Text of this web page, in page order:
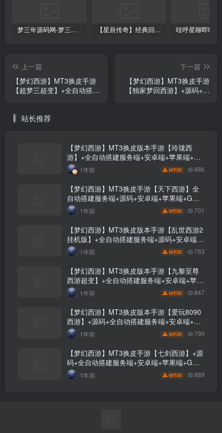
梦三年源码网-梦三年ym会员代理详情 【星辰传奇】经典回合制手游+安卓端+GM工具+详细搭建教程
上一篇
【梦幻西游】MT3换皮手游
【超梦三超变】+全自动搭建
端+苹果端+GM后台+视频架
下一篇
【梦幻西游】MT3换皮手游
【独家梦回西游】+源码+全
站长推荐
【梦幻西游】MT3换皮版本手游【玲珑西
游】+全自动搭建服务端+安卓端+苹果端+源
码+攻略+GM后台+玩家授权后台+视频搭建
教程
1年前 M币30 886
【梦幻西游】MT3换皮手游【天下西游】全
自动搭建服务端+源码+安卓端+苹果端+GM
后台+视频搭建教程
1年前 M币30 701
【梦幻西游】MT3换皮版本手游【乱世西游2
挂机版】+全自动搭建服务端+源码+安卓端
+苹果端+GM后台+玩家授权后台+视频搭建
教程
1年前 M币30 763
【梦幻西游】MT3换皮版本手游【九黎至尊
西游超变】+全自动搭建服务端+安卓端+苹果
端+源码+GM后台+玩家授权后台+视频搭建
教程
1年前 M币30 847
【梦幻西游】MT3换皮版本手游【爱玩8090
西游】+源码+全自动搭建服务端+安卓端+苹
果端+GM后台+玩家授权后台+视频搭建教程
1年前 M币30 790
【梦幻西游】MT3换皮手游【七剑西游】+源
码+全自动搭建服务端+安卓端+苹果端+GM
后台+视频架设教程
1年前 M币30 889